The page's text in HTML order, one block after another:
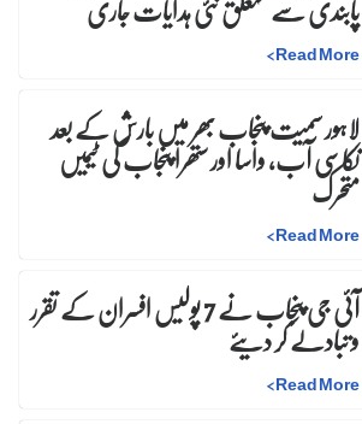
Read More
>
لاہور سمیت پنجاب بھر میں بارش کے بعد
نکاسی آب، واسا اور ستھرا پنجاب کی ٹیمیں
متحرک
Read More
>
آئی جی پنجاب نے 7 پولیس افسران کے تقرر و تبادلے کر دیئے
Read More
>